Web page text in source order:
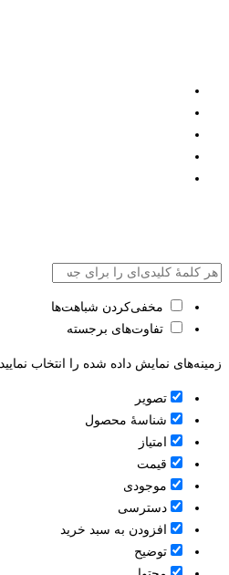
مخفی‌کردن شباهت‌ها
تفاوت‌های برجسته
زمینه‌های نمایش داده شده را انتخاب
تصویر
شناسۀ محصول
امتیاز
قيمت
موجودی
دسترسی
افزودن به سبد خرید
توضیح